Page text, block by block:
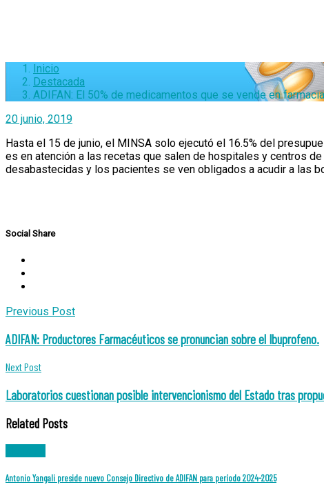
Inicio
Destacada
ADIFAN: El 50% de medicamentos que se vende en
20 junio, 2019
Hasta el 15 de junio, el MINSA solo ejecutó el 16.5% del
es en atención a las recetas que salen de hospitales y centros
desabastecidas y los pacientes se ven obligados a acudir a las
Social Share
Post
navigation
Previous Post
ADIFAN: Productores Farmacéuticos se pronuncian sobre el Ibuprofeno.
Next Post
Laboratorios cuestionan posible intervencionismo del Estado tras
Related Posts
Antonio Yangali preside nuevo Consejo Directivo de ADIFAN para período 2024-2025